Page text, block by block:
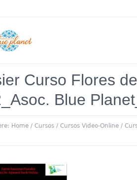
Curso Flores
Blue Planet_
Home / Cursos / Cursos Video-Online /